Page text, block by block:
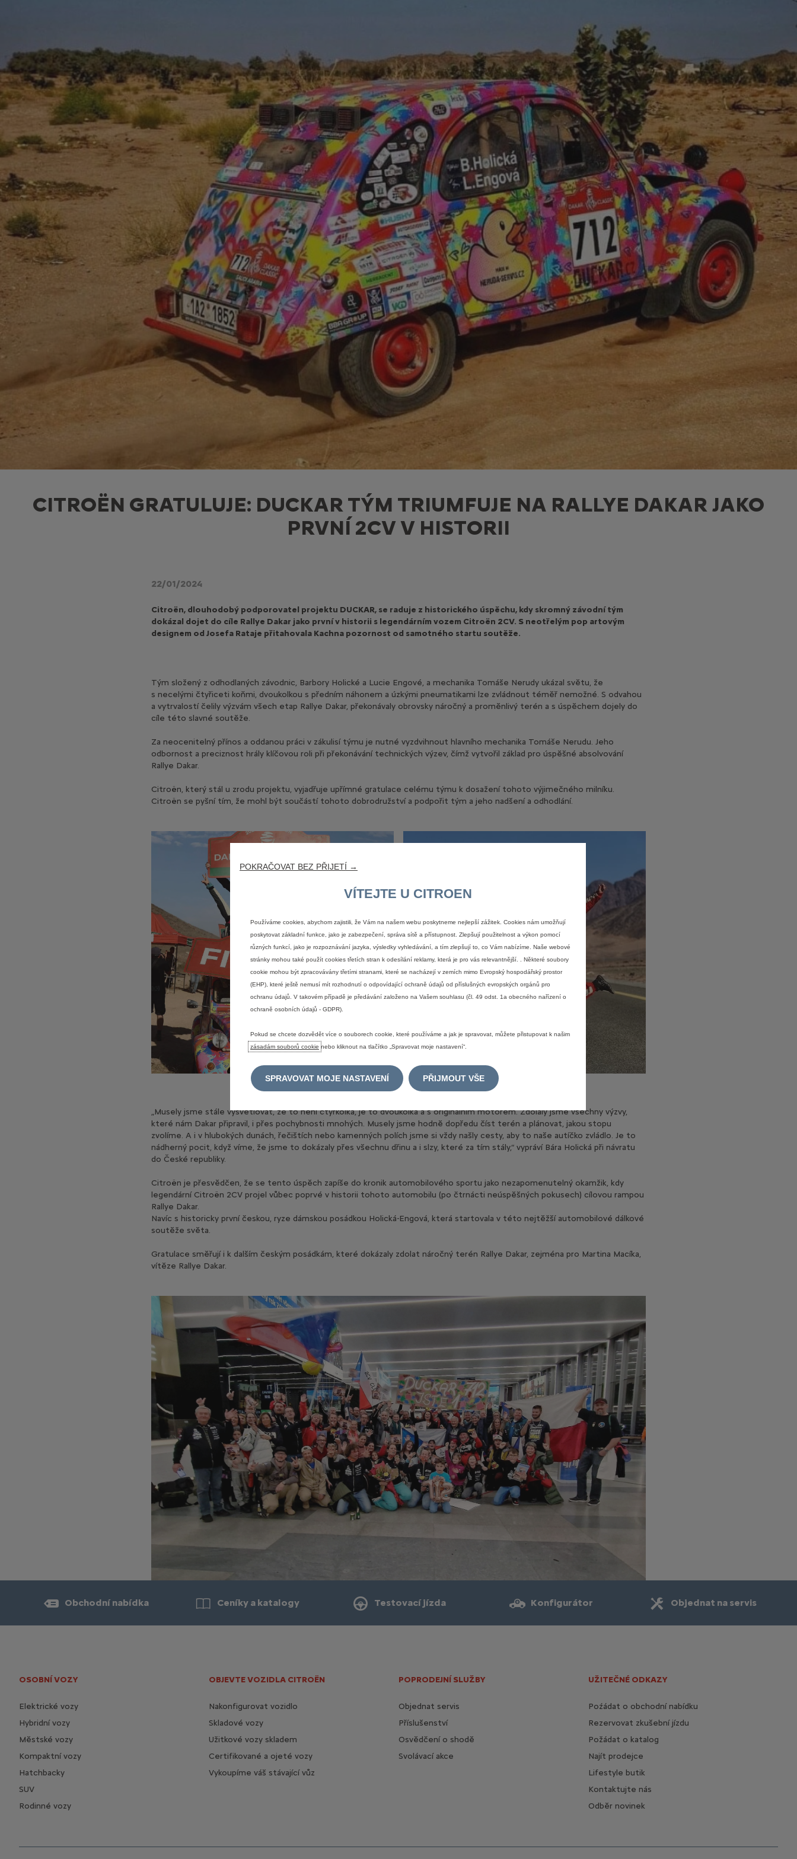
CITROËN GRATULUJE: DUCKAR TÝM TRIUMFUJE NA RALLYE DAKAR JAKO
PRVNÍ 2CV V HISTORII
22/01/2024
Citroën, dlouhodobý podporovatel projektu DUCKAR, se raduje z historického úspěchu, kdy skromný závodní tým
dokázal dojet do cíle Rallye Dakar jako první v historii s legendárním vozem Citroën 2CV. S neotřelým pop artovým
designem od Josefa Rataje přitahovala Kachna pozornost od samotného startu soutěže.
Tým složený z odhodlaných závodnic, Barbory Holické a Lucie Engové, a mechanika Tomáše Nerudy ukázal světu, že
s necelými čtyřiceti koňmi, dvoukolkou s předním náhonem a úzkými pneumatikami lze zvládnout téměř nemožné. S odvahou
a vytrvalostí čelily výzvám všech etap Rallye Dakar, překonávaly obrovsky náročný a proměnlivý terén a s úspěchem dojely do
cíle této slavné soutěže.
Za neocenitelný přínos a oddanou práci v zákulisí týmu je nutné vyzdvihnout hlavního mechanika Tomáše Nerudu. Jeho
odbornost a preciznost hrály klíčovou roli při překonávání technických výzev, čímž vytvořil základ pro úspěšné absolvování
Rallye Dakar.
Citroën, který stál u zrodu projektu, vyjadřuje upřímné gratulace celému týmu k dosažení tohoto výjimečného milníku.
Citroën se pyšní tím, že mohl být součástí tohoto dobrodružství a podpořit tým a jeho nadšení a odhodlání.
„Musely jsme stále vysvětlovat, že to není čtyřkolka, je to dvoukolka a s originálním motorem. Zdolaly jsme všechny výzvy,
které nám Dakar připravil, i přes pochybnosti mnohých. Musely jsme hodně dopředu číst terén a plánovat, jakou stopu
zvolíme. A i v hlubokých dunách, řečištích nebo kamenných polích jsme si vždy našly cesty, aby to naše autíčko zvládlo. Je to
nádherný pocit, když víme, že jsme to dokázaly přes všechnu dřinu a i slzy, které za tím stály,“ vypráví Bára Holická při návratu
do České republiky.
Citroën je přesvědčen, že se tento úspěch zapíše do kronik automobilového sportu jako nezapomenutelný okamžik, kdy
legendární Citroën 2CV projel vůbec poprvé v historii tohoto automobilu (po čtrnácti neúspěšných pokusech) cílovou rampou
Rallye Dakar.
Navíc s historicky první českou, ryze dámskou posádkou Holická-Engová, která startovala v této nejtěžší automobilové dálkové
soutěže světa.
Gratulace směřují i k dalším českým posádkám, které dokázaly zdolat náročný terén Rallye Dakar, zejména pro Martina Macíka,
vítěze Rallye Dakar.
Obchodní nabídka Ceníky a katalogy Testovací jízda Konfigurátor Objednat na servis
OSOBNÍ VOZY
Elektrické vozy
Hybridní vozy
Městské vozy
Kompaktní vozy
Hatchbacky
SUV
Rodinné vozy
OBJEVTE VOZIDLA CITROËN
Nakonfigurovat vozidlo
Skladové vozy
Užitkové vozy skladem
Certifikované a ojeté vozy
Vykoupíme váš stávající vůz
POPRODEJNÍ SLUŽBY
Objednat servis
Příslušenství
Osvědčení o shodě
Svolávací akce
UŽITEČNÉ ODKAZY
Poźádat o obchodní nabídku
Rezervovat zkušební jízdu
Požádat o katalog
Najít prodejce
Lifestyle butik
Kontaktujte nás
Odběr novinek
POKRAČOVAT BEZ PŘIJETÍ →
VÍTEJTE U CITROEN
Používáme cookies, abychom zajistili, že Vám na našem webu poskytneme nejlepší zážitek. Cookies nám umožňují
poskytovat základní funkce, jako je zabezpečení, správa sítě a přístupnost. Zlepšují použitelnost a výkon pomocí
různých funkcí, jako je rozpoznávání jazyka, výsledky vyhledávání, a tím zlepšují to, co Vám nabízíme. Naše webové
stránky mohou také použít cookies třetích stran k odesílání reklamy, která je pro vás relevantnější. . Některé soubory
cookie mohou být zpracovávány třetími stranami, které se nacházejí v zemích mimo Evropský hospodářský prostor
(EHP), které ještě nemusí mít rozhodnutí o odpovídající ochraně údajů od příslušných evropských orgánů pro
ochranu údajů. V takovém případě je předávání založeno na Vašem souhlasu (čl. 49 odst. 1a obecného nařízení o
ochraně osobních údajů - GDPR).
Pokud se chcete dozvědět více o souborech cookie, které používáme a jak je spravovat, můžete přistupovat k našim
zásadám souborů cookie nebo kliknout na tlačítko „Spravovat moje nastavení“.
SPRAVOVAT MOJE NASTAVENÍ PŘIJMOUT VŠE